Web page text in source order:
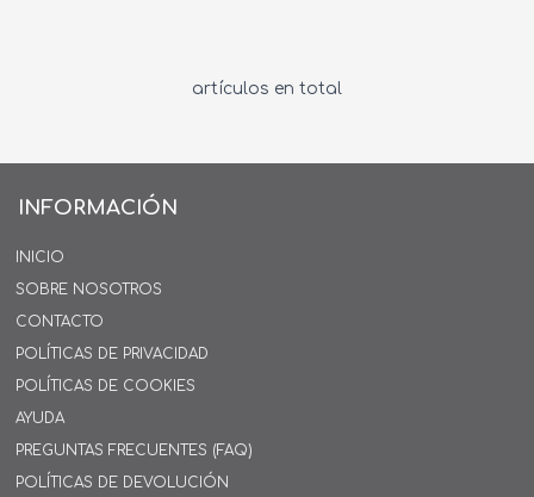
artículos en total
INFORMACIÓN
INICIO
SOBRE NOSOTROS
CONTACTO
POLÍTICAS DE PRIVACIDAD
POLÍTICAS DE COOKIES
AYUDA
PREGUNTAS FRECUENTES (FAQ)
POLÍTICAS DE DEVOLUCIÓN